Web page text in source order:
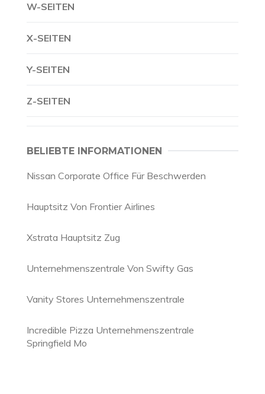
W-SEITEN
X-SEITEN
Y-SEITEN
Z-SEITEN
BELIEBTE INFORMATIONEN
Nissan Corporate Office Für Beschwerden
Hauptsitz Von Frontier Airlines
Xstrata Hauptsitz Zug
Unternehmenszentrale Von Swifty Gas
Vanity Stores Unternehmenszentrale
Incredible Pizza Unternehmenszentrale
Springfield Mo